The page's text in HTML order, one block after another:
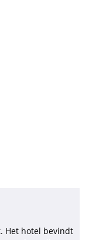
Het hotel bevindt